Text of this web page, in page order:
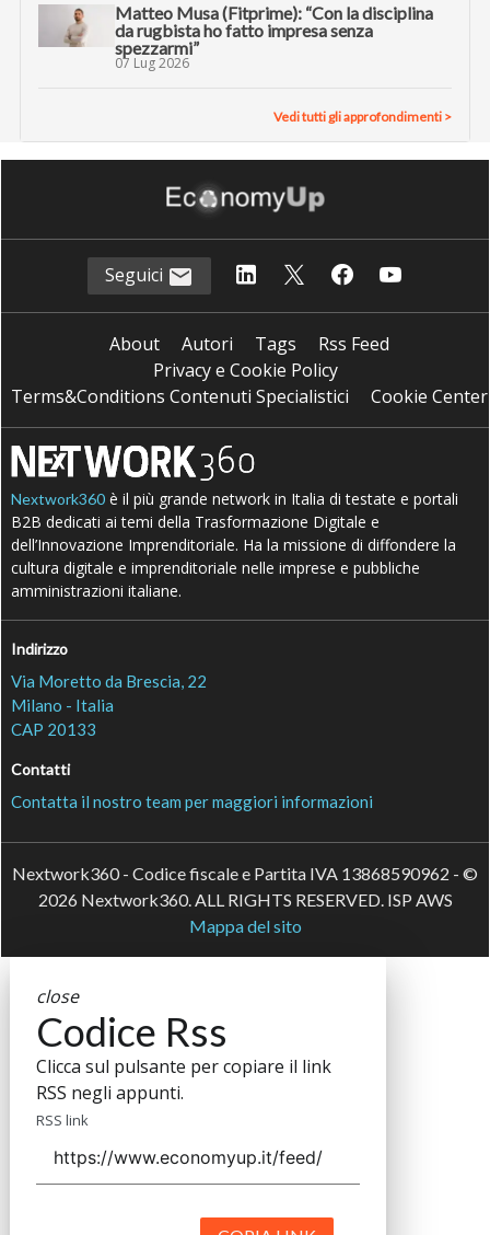
Matteo Musa (Fitprime): “Con la disciplina
da rugbista ho fatto impresa senza
spezzarmi”
07 Lug 2026
Vedi tutti gli approfondimenti >
Seguici
About Autori Tags
Rss Feed
Privacy e Cookie Policy
Terms&Conditions Contenuti Specialistici
Cookie Center
Nextwork360 è il più grande network in Italia di testate e portali
B2B dedicati ai temi della Trasformazione Digitale e
dell’Innovazione Imprenditoriale. Ha la missione di diffondere la
cultura digitale e imprenditoriale nelle imprese e pubbliche
amministrazioni italiane.
Indirizzo
Via Moretto da Brescia, 22
Milano - Italia
CAP 20133
Contatti
Contatta il nostro team per maggiori informazioni
Nextwork360 - Codice fiscale e Partita IVA 13868590962 - ©
2026 Nextwork360. ALL RIGHTS RESERVED. ISP AWS
Mappa del sito
close
Codice Rss
Clicca sul pulsante per copiare il link
RSS negli appunti.
RSS link